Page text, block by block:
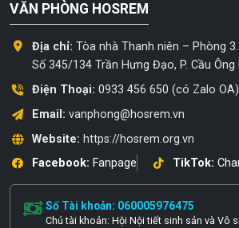
VĂN PHÒNG HOSREM
Địa chỉ: Tòa nhà Thanh niên – Phòng
Số 345/134 Trần Hưng Đạo, P. Cầu Ông
Điện Thoại: 0933 456 650 (có Zalo OA)
Email: vanphong@hosrem.vn
Website: https://hosrem.org.vn
Facebook: Fanpage TikTok:
Số Tài khoản: 060005976475
Chủ tài khoản: Hội Nội tiết sinh sản và Vô